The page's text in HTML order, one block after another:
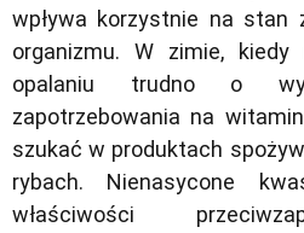
wpływa korzystnie na stan
organizmu. W zimie,
opalaniu trudno o
zapotrzebowania na
szukać w produktach
rybach. Nienasycone
właściwości